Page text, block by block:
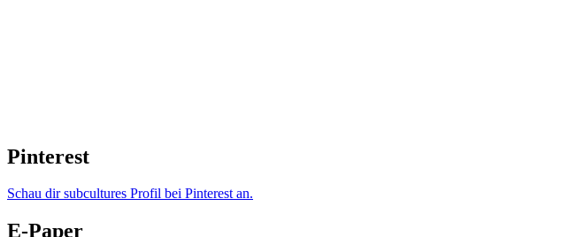
Pinterest
Schau dir subcultures Profil bei Pinterest an.
E-Paper